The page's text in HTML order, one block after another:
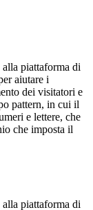
piattaforma di
aiutare i
dei visitatori e
pattern, in cui il
e lettere, che
che imposta il
piattaforma di